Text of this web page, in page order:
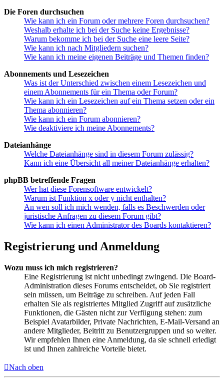
Die Foren durchsuchen
Wie kann ich ein Forum oder mehrere Foren durchsuchen?
Weshalb erhalte ich bei der Suche keine Ergebnisse?
Warum bekomme ich bei der Suche eine leere Seite?
Wie kann ich nach Mitgliedern suchen?
Wie kann ich meine eigenen Beiträge und Themen finden?
Abonnements und Lesezeichen
Was ist der Unterschied zwischen einem Lesezeichen und
einem Abonnements für ein Thema oder Forum?
Wie kann ich ein Lesezeichen auf ein Thema setzen oder ein
Thema abonnieren?
Wie kann ich ein Forum abonnieren?
Wie deaktiviere ich meine Abonnements?
Dateianhänge
Welche Dateianhänge sind in diesem Forum zulässig?
Kann ich eine Übersicht all meiner Dateianhänge erhalten?
phpBB betreffende Fragen
Wer hat diese Forensoftware entwickelt?
Warum ist Funktion x oder y nicht enthalten?
An wen soll ich mich wenden, falls es Beschwerden oder
juristische Anfragen zu diesem Forum gibt?
Wie kann ich einen Administrator des Boards kontaktieren?
Registrierung und Anmeldung
Wozu muss ich mich registrieren?
Eine Registrierung ist nicht unbedingt zwingend. Die Board-
Administration dieses Forums entscheidet, ob Sie registriert
sein müssen, um Beiträge zu schreiben. Auf jeden Fall
erhalten Sie als registriertes Mitglied Zugriff auf zusätzliche
Funktionen, die Gästen nicht zur Verfügung stehen: zum
Beispiel Avatarbilder, Private Nachrichten, E-Mail-Versand an
andere Mitglieder, Beitritt zu Benutzergruppen und so weiter.
Wir empfehlen Ihnen eine Anmeldung, da sie schnell erledigt
ist und Ihnen zahlreiche Vorteile bietet.
Nach oben